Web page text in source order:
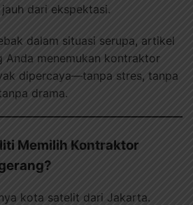
dari ekspektasi.
dalam situasi serupa, artikel
Anda menemukan kontraktor
dipercaya—tanpa stres, tanpa
drama.
Memilih Kontraktor
kota satelit dari Jakarta.